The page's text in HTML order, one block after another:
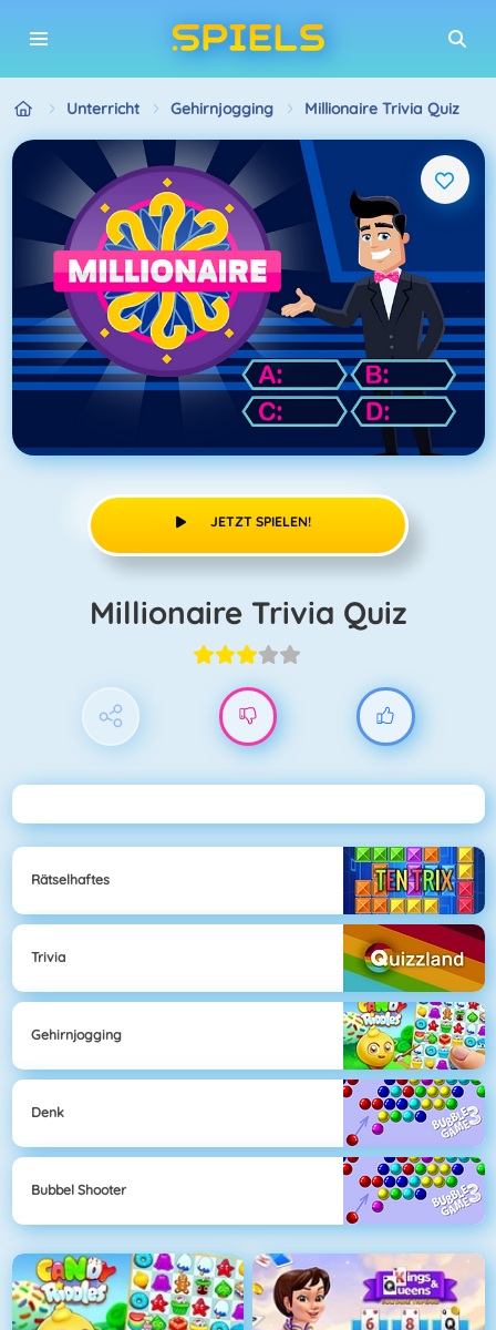
Unterricht Gehirnjogging Millionaire Trivia Quiz
JETZT SPIELEN!
Millionaire Trivia Quiz
Rätselhaftes
Trivia
Gehirnjogging
Denk
Bubbel Shooter